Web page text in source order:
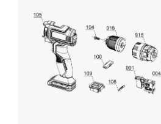
Нуждаем се от
заредим
This content is
to trackers that
visitor. The
the site with their
to the list of